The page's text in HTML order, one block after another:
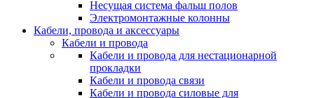
Несущая система фальш полов
Электромонтажные колонны
Кабели, провода и аксессуары
Кабели и провода
Кабели и провода для нестационарной
прокладки
Кабели и провода связи
Кабели и провода силовые для